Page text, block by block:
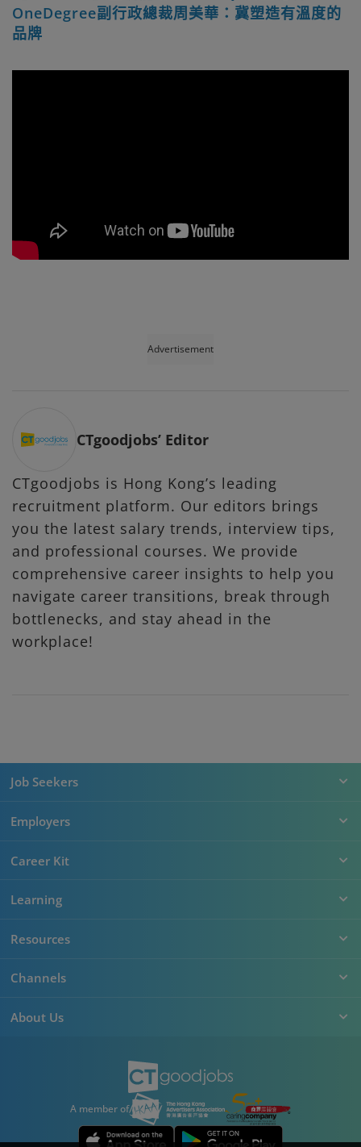
OneDegree副行政總裁周美華：冀塑造有溫度的
品牌
Advertisement
CTgoodjobs’ Editor
CTgoodjobs is Hong Kong’s leading
recruitment platform. Our editors brings
you the latest salary trends, interview tips,
and professional courses. We provide
comprehensive career insights to help you
navigate career transitions, break through
bottlenecks, and stay ahead in the
workplace!
Job Seekers
Employers
Career Kit
Learning
Resources
Channels
About Us
A member of